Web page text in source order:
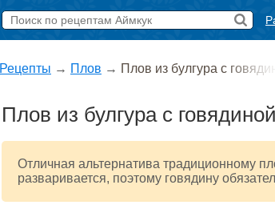
Рецепты → Плов → Плов из булгура с
Плов из булгура с говядиной
Отличная альтернатива традиционному
разваривается, поэтому говядину